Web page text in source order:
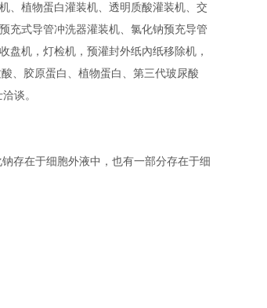
、植物蛋白灌装机、透明质酸灌装机、交
充式导管冲洗器灌装机、氯化钠预充导管
盘机，灯检机，预灌封外纸內纸移除机，
、胶原蛋白、植物蛋白、第三代玻尿酸
谈。
存在于细胞外液中，也有一部分存在于细